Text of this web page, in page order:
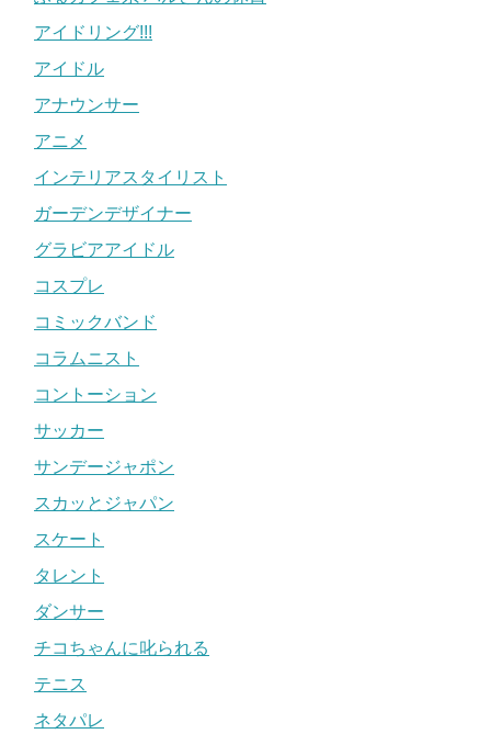
アイドリング!!!
アイドル
アナウンサー
アニメ
インテリアスタイリスト
ガーデンデザイナー
グラビアアイドル
コスプレ
コミックバンド
コラムニスト
コントーション
サッカー
サンデージャポン
スカッとジャパン
スケート
タレント
ダンサー
チコちゃんに叱られる
テニス
ネタパレ